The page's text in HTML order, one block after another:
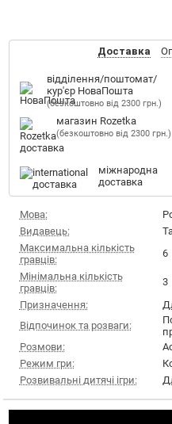
Доставка
відділення/поштомат/
кур'єр НоваПошта
(безкоштовно від 2300 грн.)
магазин Rozetka
(безкоштовно від 2300 грн.)
міжнародна
доставка
Мова:
Видавець:
Максимальна кількість
гравців:
6
Мінімальна кількість
гравців:
3
Призначення:
Відпочинок та розваги:
Розмови:
Режим гри:
Розвивальні дитячі ігри: